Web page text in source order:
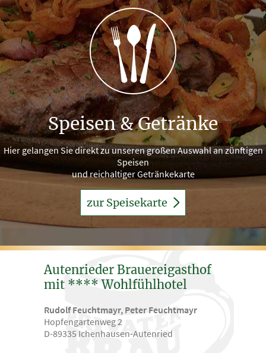
Speisen & Getränke
Hier gelangen Sie direkt zu unseren großen Auswahl an zünftigen
Speisen
und reichaltiger Getränkekarte
zur Speisekarte
Autenrieder Brauereigasthof
mit **** Wohlfühlhotel
Rudolf Feuchtmayr, Peter Feuchtmayr
Hopfengartenweg 2
D-89335 Ichenhausen-Autenried